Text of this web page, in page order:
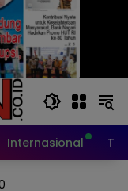
Internasional